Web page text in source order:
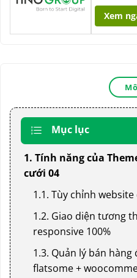
Xem
Mục lục
1. Tính năng của
cưới 04
1.1. Tùy chỉnh
1.2. Giao diện tương
responsive 100%
1.3. Quản lý bán
flatsome +